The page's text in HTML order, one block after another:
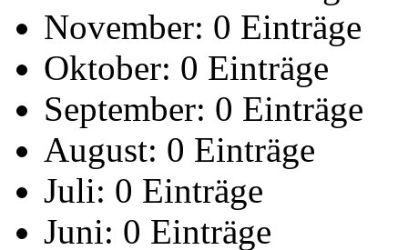
November: 0 Einträge
Oktober: 0 Einträge
September: 0 Einträge
August: 0 Einträge
Juli: 0 Einträge
Juni: 0 Einträge